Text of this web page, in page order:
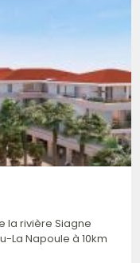
la rivière Siagne
La Napoule à 10km